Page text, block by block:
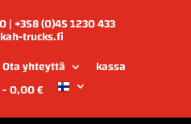
| +358 (0)45 1230 433
trucks.fi
Ota yhteyttä
kassa
0,00 €